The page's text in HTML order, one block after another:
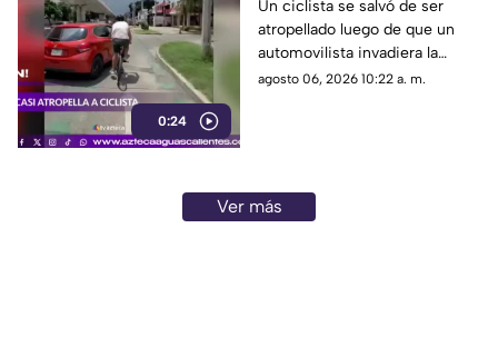
0:24
ciclovía en Guadalajara
Un ciclista se salvó de ser
atropellado luego de que un
automovilista invadiera la
ciclovía al girar a la derecha sin
agosto 06, 2026 10:22 a. m.
Ver más